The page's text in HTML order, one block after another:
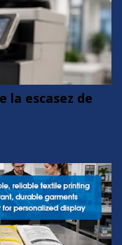
la escasez de